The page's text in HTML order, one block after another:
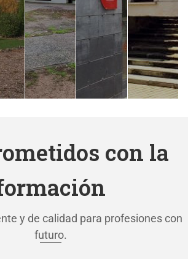
con la
y de calidad para profesiones con
futuro.